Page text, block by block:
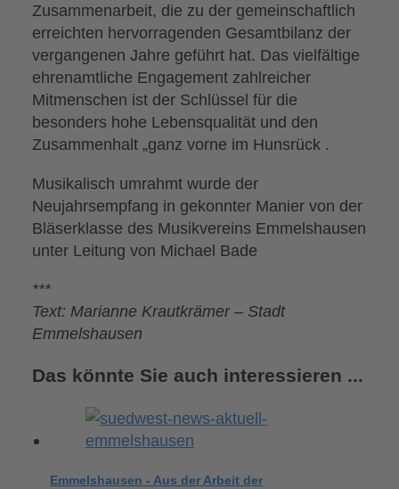
Zusammenarbeit, die zu der gemeinschaftlich
erreichten hervorragenden Gesamtbilanz der
vergangenen Jahre geführt hat. Das vielfältige
ehrenamtliche Engagement zahlreicher
Mitmenschen ist der Schlüssel für die
besonders hohe Lebensqualität und den
Zusammenhalt „ganz vorne im Hunsrück .
Musikalisch umrahmt wurde der
Neujahrsempfang in gekonnter Manier von der
Bläserklasse des Musikvereins Emmelshausen
unter Leitung von Michael Bade
***
Text: Marianne Krautkrämer – Stadt
Emmelshausen
Das könnte Sie auch interessieren ...
Emmelshausen - Aus der Arbeit der